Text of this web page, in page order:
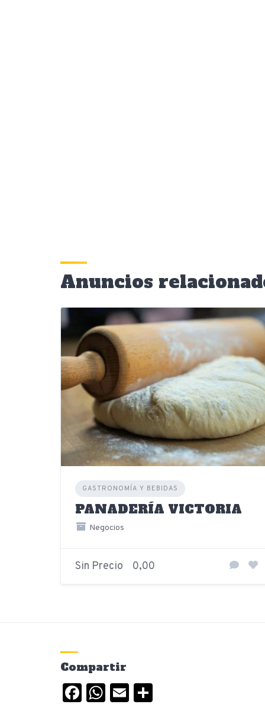
Anuncios
GASTRONOMÍA Y BEBIDAS
PANADERÍA VICTORIA
Negocios
Sin Precio 0,00
Compartir
Facebook
WhatsApp
Email